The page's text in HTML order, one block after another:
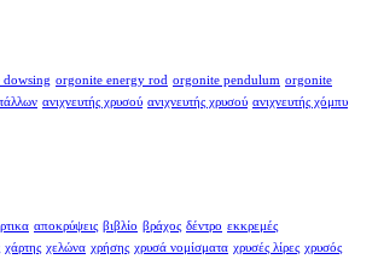
dowsing orgonite energy rod orgonite pendulum orgonite
ανιχνευτής χρυσού ανιχνευτής χρυσού ανιχνευτής χόμπυ
αποκρύψεις βιβλίο βράχος δέντρο εκκρεμές
χάρτης χελώνα χρήσης χρυσά νομίσματα χρυσές λίρες χρυσός